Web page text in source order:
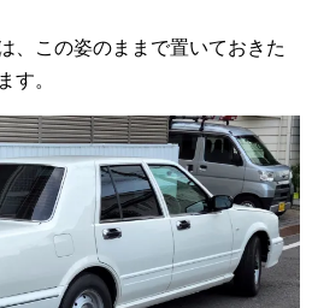
、この姿のままで置いておきた
す。